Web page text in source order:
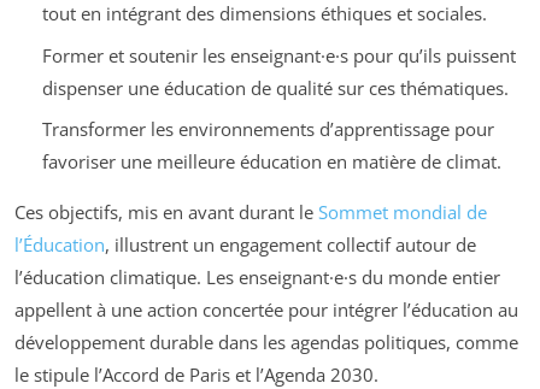
tout en intégrant des dimensions éthiques et sociales.
Former et soutenir les enseignant·e·s pour qu’ils puissent
dispenser une éducation de qualité sur ces thématiques.
Transformer les environnements d’apprentissage pour
favoriser une meilleure éducation en matière de climat.
Ces objectifs, mis en avant durant le Sommet mondial de
l’Éducation, illustrent un engagement collectif autour de
l’éducation climatique. Les enseignant·e·s du monde entier
appellent à une action concertée pour intégrer l’éducation au
développement durable dans les agendas politiques, comme
le stipule l’Accord de Paris et l’Agenda 2030.